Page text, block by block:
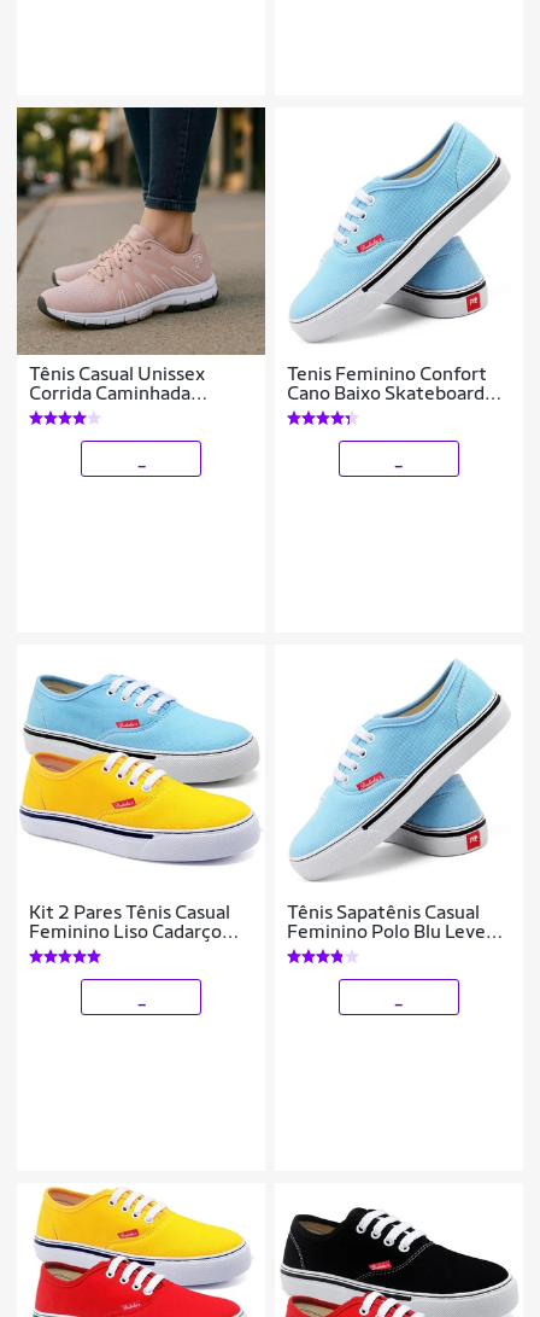
Tênis Casual Unissex
Corrida Caminhada
Academia em Tecido Leve
Dia a Dia do 34 ao 43
Tenis Feminino Confort
Cano Baixo Skateboard
Casual
Kit 2 Pares Tênis Casual
Feminino Liso Cadarço
Conforto Leve
Tênis Sapatênis Casual
Feminino Polo Blu Leve
Confortável